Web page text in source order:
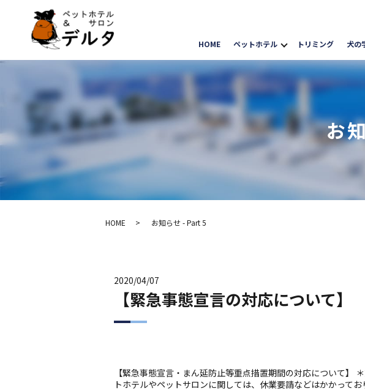
HOME ペットホテル トリミング 犬の
お
HOME お知らせ - Part 5
2020/04/07
【緊急事態宣言の対応について】
【緊急事態宣言・まん延防止等重点措置期間の対応について】
トホテルやペットサロンに関しては、休業要請などはかかって